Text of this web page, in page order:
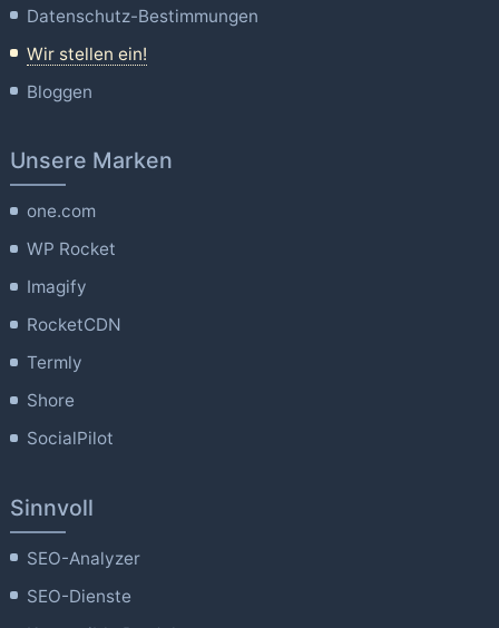
Datenschutz-Bestimmungen
Wir stellen ein!
Bloggen
Unsere Marken
one.com
WP Rocket
Imagify
RocketCDN
Termly
Shore
SocialPilot
Sinnvoll
SEO-Analyzer
SEO-Dienste